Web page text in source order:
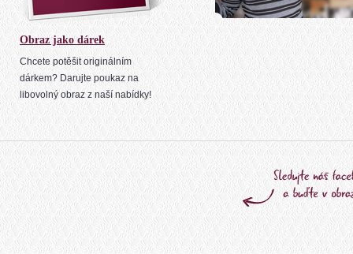
Obraz jako dárek
Chcete potěšit originálním
dárkem? Darujte poukaz na
libovolný obraz z naší nabídky!